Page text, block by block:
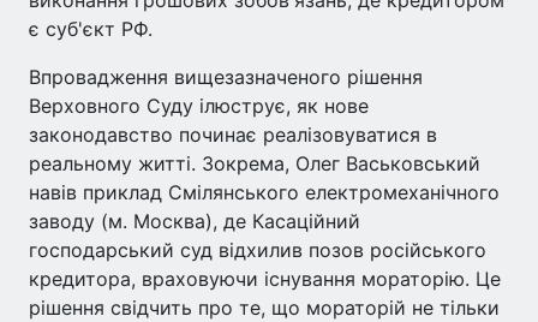
є суб'єкт РФ.
Впровадження вищезазначеного рішення
Верховного Суду ілюструє, як нове
законодавство починає реалізовуватися в
реальному житті. Зокрема, Олег Васьковський
навів приклад Смілянського електромеханічного
заводу (м. Москва), де Касаційний
господарський суд відхилив позов російського
кредитора, враховуючи існування мораторію. Це
рішення свідчить про те, що мораторій не тільки